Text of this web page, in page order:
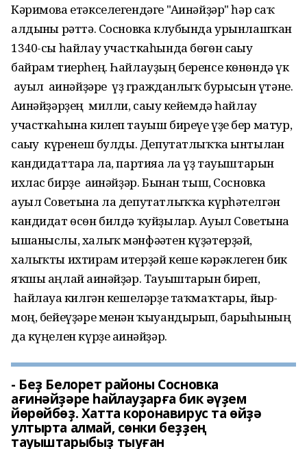
Кәримова етәкселегендәге "Ағинәйҙәр" һәр саҡ
алдынғы рәттә. Сосновка клубында урынлашҡан
1340-сы һайлау участкаһында бѳгѳн сағыу
байрам тиерһең. Һайлауҙың беренсе кѳнѳндә үк
ауыл ағинәйҙәре үҙ гражданлыҡ бурысын үтәне.
Ағинәйҙәрҙең милли, сағыу кейемдә һайлау
участкаһына килеп тауыш биреүе үҙе бер матур,
сағыу күренеш булды. Депутатлыҡҡа ынтылған
кандидаттарға ла, партияға ла үҙ тауыштарын
ихлас бирҙе ағинәйҙәр. Бынан тыш, Сосновка
ауыл Советына ла депутатлыҡҡа күрһәтелгән
кандидат ѳсѳн билдә ҡуйҙылар. Ауыл Советына
ышаныслы, халыҡ мәнфәғәтен күҙәтерҙәй,
халыҡты ихтирам итерҙәй кеше кәрәклеген бик
яҡшы аңлай ағинәйҙәр. Тауыштарын биреп,
һайлауға килгән кешеләрҙе таҡмаҡтары, йыр-
моң, бейеүҙәре менән ҡыуандырып, барыһының
да күңелен күрҙе ағинәйҙәр.
- Беҙ Белорет районы Сосновка
ағинәйҙәре һайлауҙарға бик әүҙем
йѳрѳйбѳҙ. Хатта коронавирус та ѳйҙә
ултырта алмай, сѳнки беҙҙең
тауыштарыбыҙ тыуған